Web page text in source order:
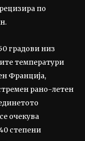
по
градови низ
температури
Франција,
рано-летен
очекува
степени